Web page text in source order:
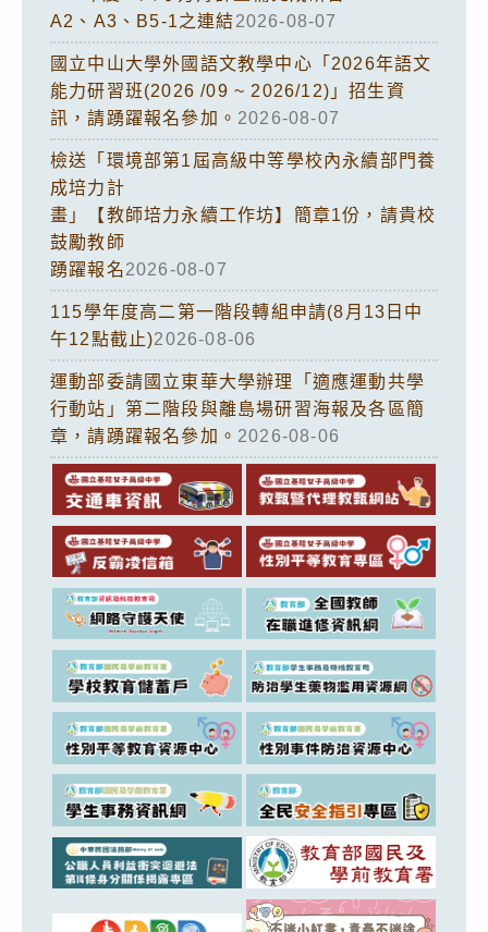
A2、A3、B5-1之連結2026-08-07
國立中山大學外國語文教學中心「2026年語文
能力研習班(2026 /09 ~ 2026/12)」招生資
訊，請踴躍報名參加。 2026-08-07
檢送「環境部第1屆高級中等學校內永續部門養
成培力計
畫」【教師培力永續工作坊】簡章1份，請貴校
鼓勵教師
踴躍報名2026-08-07
115學年度高二第一階段轉組申請(8月13日中
午12點截止)2026-08-06
運動部委請國立東華大學辦理「適應運動共學
行動站」第二階段與離島場研習海報及各區簡
章，請踴躍報名參加。 2026-08-06